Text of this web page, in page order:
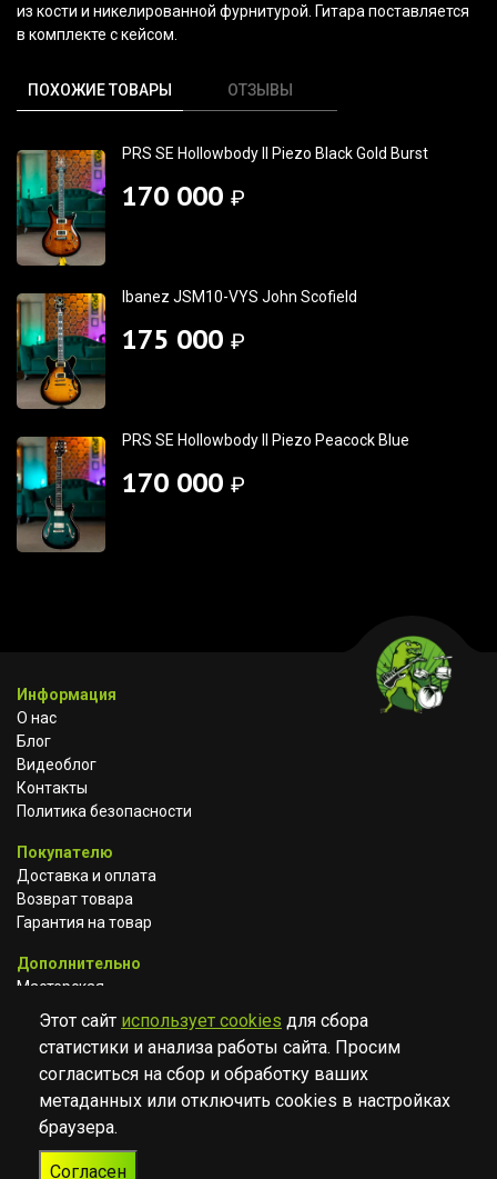
из кости и никелированной фурнитурой. Гитара поставляется
в комплекте с кейсом.
ПОХОЖИЕ ТОВАРЫ ОТЗЫВЫ
PRS SE Hollowbody II Piezo Black Gold Burst
170 000 ₽
Ibanez JSM10-VYS John Scofield
175 000 ₽
PRS SE Hollowbody II Piezo Peacock Blue
170 000 ₽
Информация
О нас
Блог
Видеоблог
Контакты
Политика безопасности
Покупателю
Доставка и оплата
Возврат товара
Гарантия на товар
Дополнительно
Мастерская
Сотрудничество
YOUTUBE
© Музыкальный магазин Muzik Room, 2023-2026
Этот сайт использует cookies для сбора
статистики и анализа работы сайта. Просим
согласиться на сбор и обработку ваших
метаданных или отключить cookies в настройках
браузера.
Согласен